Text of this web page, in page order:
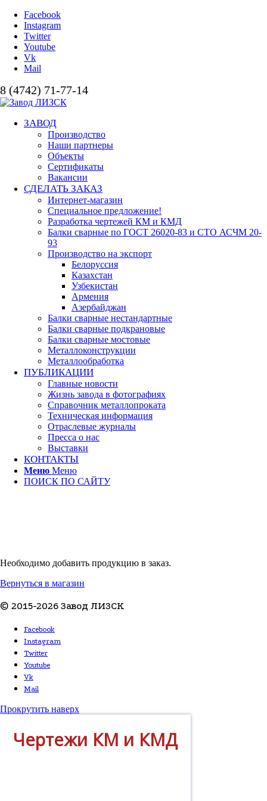
Facebook
Instagram
Twitter
Youtube
Vk
Mail
8 (4742) 71-77-14
ЗАВОД
Производство
Наши партнеры
Объекты
Сертификаты
Вакансии
СДЕЛАТЬ ЗАКАЗ
Интернет-магазин
Специальное предложение!
Разработка чертежей КМ и КМД
Балки сварные по ГОСТ 26020-83 и СТО АСЧМ 20-
93
Производство на экспорт
Белоруссия
Казахстан
Узбекистан
Армения
Азербайджан
Балки сварные нестандартные
Балки сварные подкрановые
Балки сварные мостовые
Металлоконструкции
Металлообработка
ПУБЛИКАЦИИ
Главные новости
Жизнь завода в фотографиях
Справочник металлопроката
Техническая информация
Отраслевые журналы
Пресса о нас
Выставки
КОНТАКТЫ
Меню Меню
ПОИСК ПО САЙТУ
Необходимо добавить продукцию в заказ.
Вернуться в магазин
© 2015-2026 Завод ЛИЗСК
Facebook
Instagram
Twitter
Youtube
Vk
Mail
Прокрутить наверх
Чертежи КМ и КМД